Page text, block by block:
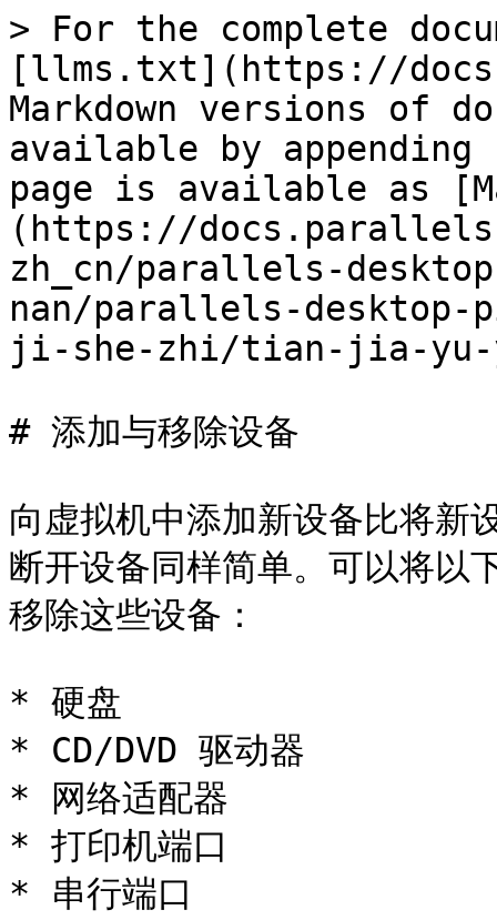
> For the complete
[llms.txt](https://
Markdown versions of
available by
page is available as
(https://
zh_cn/parallels-
nan/parallels-desktop-
ji-she-zhi/tian-jia-yu-
# 添加与移除设备
向虚拟机中添加新设备比将新
断开设备同样简单。可以将以
移除这些设备：
* 硬盘
* CD/DVD 驱动器
* 网络适配器
* 打印机端口
* 串行端口